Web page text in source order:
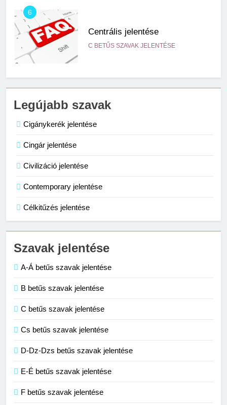
6
Centrális jelentése
C BETŰS SZAVAK JELENTÉSE
7
Céltudatos jelentése
8
Centenárium jelentése
Cigánykerék jelentése
C BETŰS SZAVAK JELENTÉSE
C BETŰS SZAVAK JELENTÉSE
3
Civilizáció jelentése
Legújabb szavak
Cigánykerék jelentése
Cingár jelentése
Civilizáció jelentése
Contemporary jelentése
Célkitűzés jelentése
Szavak jelentése
A-Á betűs szavak jelentése
B betűs szavak jelentése
C betűs szavak jelentése
Cs betűs szavak jelentése
D-Dz-Dzs betűs szavak jelentése
E-É betűs szavak jelentése
F betűs szavak jelentése